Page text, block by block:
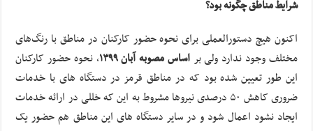
شرایط مناطق چگونه بود؟
اکنون هیچ دستورالعملی برای نحوه حضور کارکنان در مناطق با رنگ‌های
مختلف وجود ندارد ولی بر اساس مصوبه آبان ۱۳۹۹
، نحوه حضور کارکنان
این طور تعیین شده بود که در مناطق قرمز در دستگاه های با خدمات
ضروری کاهش ۵۰ درصدی نیروها مشروط به این که خللی در ارائه خدمات
ایجاد نشود اعمال شود و در سایر دستگاه های این مناطق هم حضور یک